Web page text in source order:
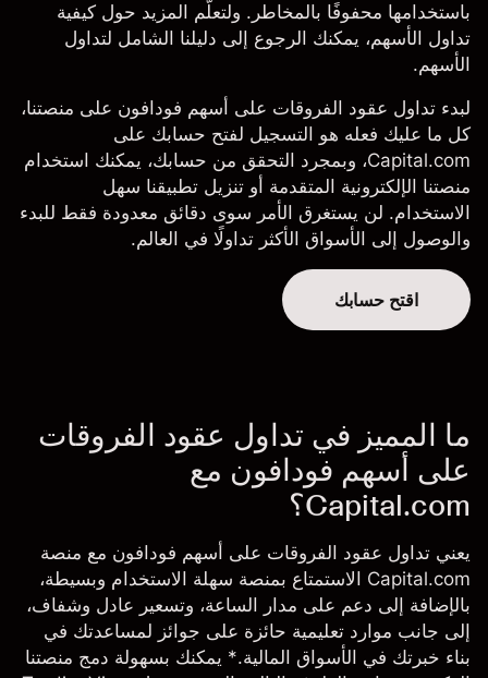
باستخدامها محفوفًا بالمخاطر. ولتعلّم المزيد حول كيفية
تداول الأسهم، يمكنك الرجوع إلى دليلنا الشامل لتداول
الأسهم.
لبدء تداول عقود الفروقات على أسهم فودافون على منصتنا،
كل ما عليك فعله هو التسجيل لفتح حسابك على
Capital.com، وبمجرد التحقق من حسابك، يمكنك استخدام
منصتنا الإلكترونية المتقدمة أو تنزيل تطبيقنا سهل
الاستخدام. لن يستغرق الأمر سوى دقائق معدودة فقط للبدء
والوصول إلى الأسواق الأكثر تداولًا في العالم.
اقتح حسابك
ما المميز في تداول عقود الفروقات
على أسهم فودافون مع
Capital.com؟
يعني تداول عقود الفروقات على أسهم فودافون مع منصة
Capital.com الاستمتاع بمنصة سهلة الاستخدام وبسيطة،
بالإضافة إلى دعم على مدار الساعة، وتسعير عادل وشفاف،
إلى جانب موارد تعليمية حائزة على جوائز لمساعدتك في
بناء خبرتك في الأسواق المالية.* يمكنك بسهولة دمج منصتنا